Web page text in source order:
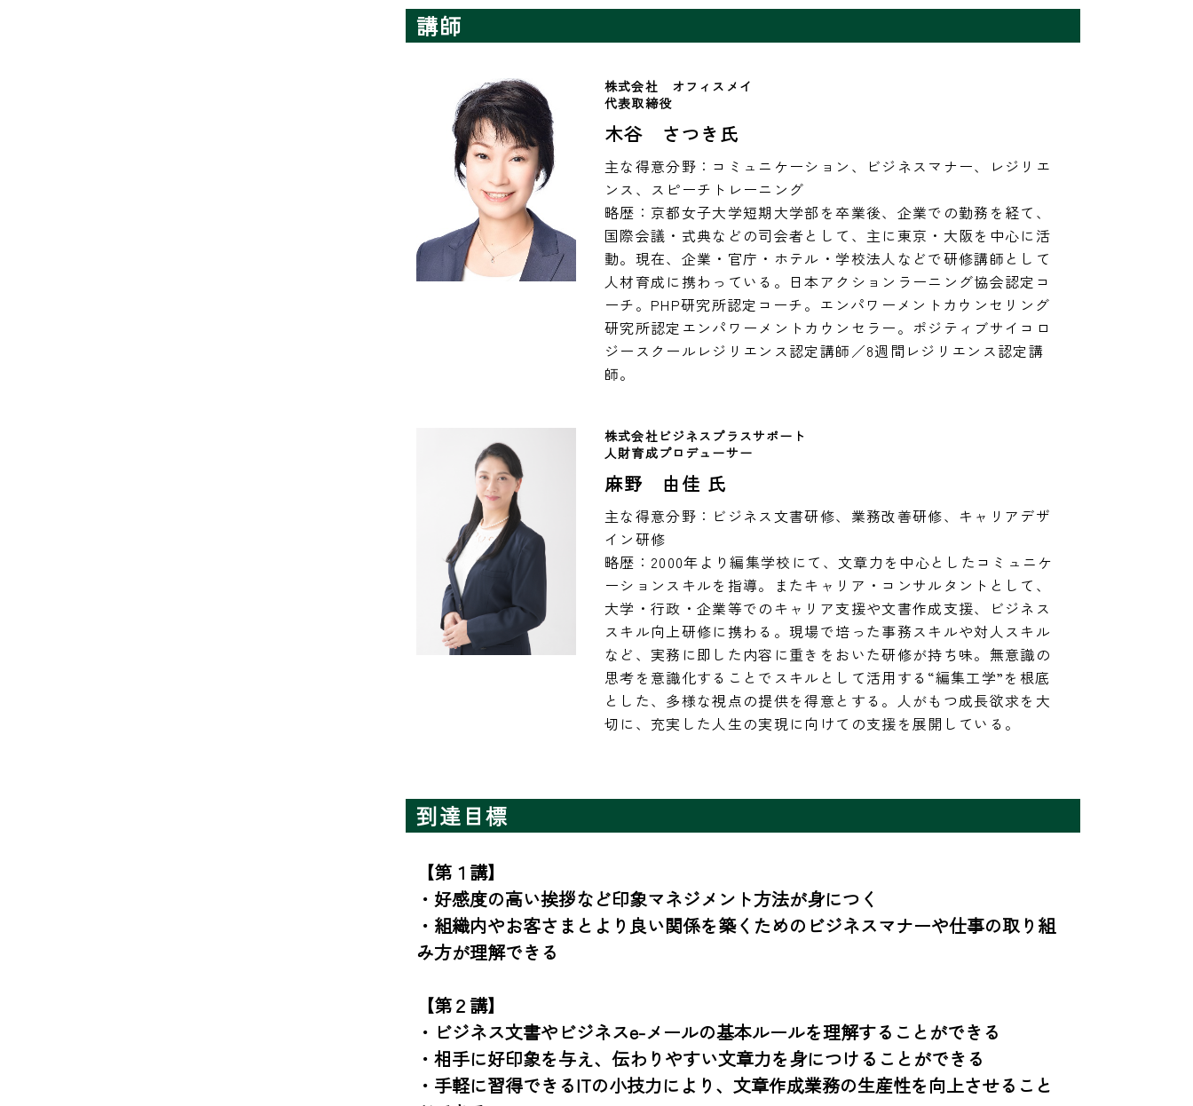
講師
株式会社　オフィスメイ
代表取締役
木谷 さつき氏
主な得意分野：コミュニケーション、ビジネスマナー、レジリエ
ンス、スピーチトレーニング
略歴：京都女子大学短期大学部を卒業後、企業での勤務を経て、
国際会議・式典などの司会者として、主に東京・大阪を中心に活
動。現在、企業・官庁・ホテル・学校法人などで研修講師として
人材育成に携わっている。日本アクションラーニング協会認定コ
ーチ。PHP研究所認定コーチ。エンパワーメントカウンセリング
研究所認定エンパワーメントカウンセラー。ポジティブサイコロ
ジースクールレジリエンス認定講師／8週間レジリエンス認定講
師。
株式会社ビジネスプラスサポート
人財育成プロデューサー
麻野 由佳 氏
主な得意分野：ビジネス文書研修、業務改善研修、キャリアデザ
イン研修
略歴：2000年より編集学校にて、文章力を中心としたコミュニケ
ーションスキルを指導。またキャリア・コンサルタントとして、
大学・行政・企業等でのキャリア支援や文書作成支援、ビジネス
スキル向上研修に携わる。現場で培った事務スキルや対人スキル
など、実務に即した内容に重きをおいた研修が持ち味。無意識の
思考を意識化することでスキルとして活用する“編集工学”を根底
とした、多様な視点の提供を得意とする。人がもつ成長欲求を大
切に、充実した人生の実現に向けての支援を展開している。
到達目標
【第１講】
・好感度の高い挨拶など印象マネジメント方法が身につく
・組織内やお客さまとより良い関係を築くためのビジネスマナーや仕事の取り組
み方が理解できる
【第２講】
・ビジネス文書やビジネスe-メールの基本ルールを理解することができる
・相手に好印象を与え、伝わりやすい文章力を身につけることができる
・手軽に習得できるITの小技力により、文章作成業務の生産性を向上させること